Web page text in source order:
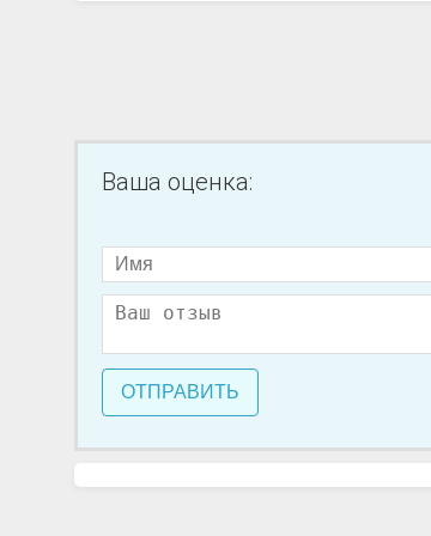
Ваша оценка:
ОТПРАВИТЬ